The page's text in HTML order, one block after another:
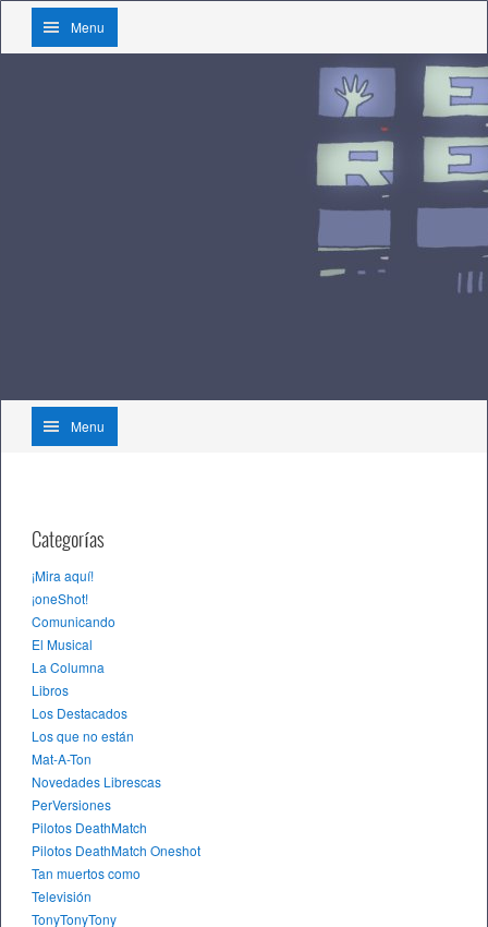
Menu
Menu
Categorías
¡Mira aquí!
¡oneShot!
Comunicando
El Musical
La Columna
Libros
Los Destacados
Los que no están
Mat-A-Ton
Novedades Librescas
PerVersiones
Pilotos DeathMatch
Pilotos DeathMatch Oneshot
Tan muertos como
Televisión
TonyTonyTony